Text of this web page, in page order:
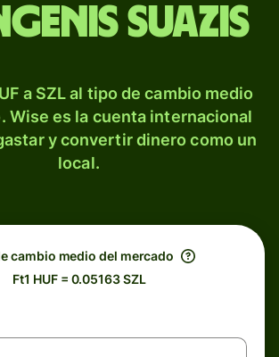
suazis
a SZL al tipo de cambio medio
Wise es la cuenta internacional
y convertir dinero como un
local.
cambio medio del mercado
Ft1 HUF = 0.05163 SZL